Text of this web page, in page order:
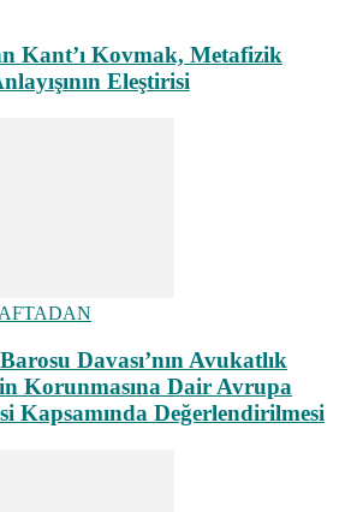
Kant’ı Kovmak, Metafizik
Eleştirisi
Davası’nın Avukatlık
Korunmasına Dair Avrupa
Kapsamında Değerlendirilmesi